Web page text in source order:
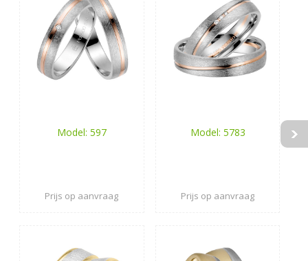
Model: 597
Prijs op aanvraag
Model: 5783
Prijs op aanvraag